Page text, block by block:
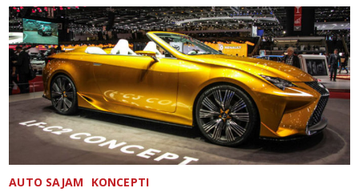
AUTO SAJAM KONCEPTI